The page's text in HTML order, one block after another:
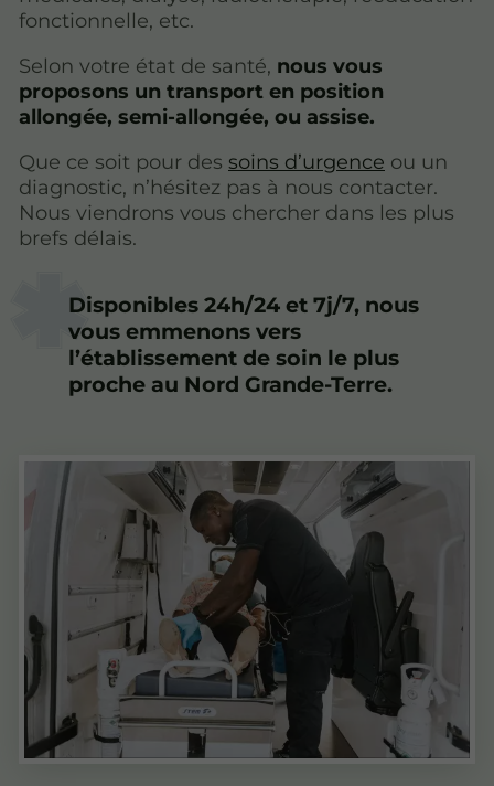
fonctionnelle, etc.
Selon votre état de santé, nous vous
proposons un transport en position
allongée, semi-allongée, ou assise.
Que ce soit pour des soins d’urgence ou un
diagnostic, n’hésitez pas à nous contacter.
Nous viendrons vous chercher dans les plus
brefs délais.
Disponibles 24h/24 et 7j/7, nous
vous emmenons vers
l’établissement de soin le plus
proche au Nord Grande-Terre.